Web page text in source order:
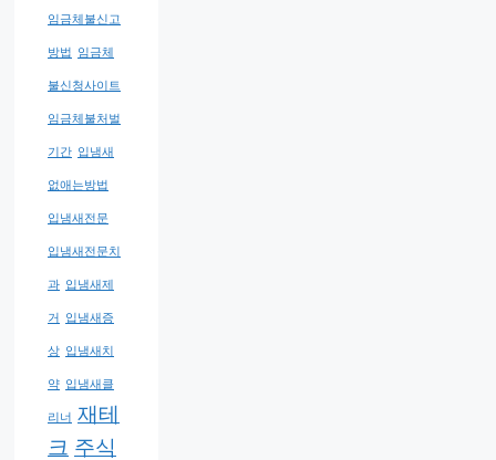
임금체불신고
방법 임금체
불신청사이트
임금체불처벌
기간 입냄새
없애는방법
입냄새전문
입냄새전문치
과 입냄새제
거 입냄새증
상 입냄새치
약 입냄새클
리너
재테
크 주식